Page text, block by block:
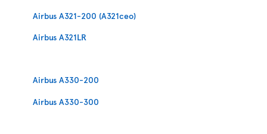
Airbus A321-200 (A321ceo)
Airbus A321LR
Airbus A330-200
Airbus A330-300